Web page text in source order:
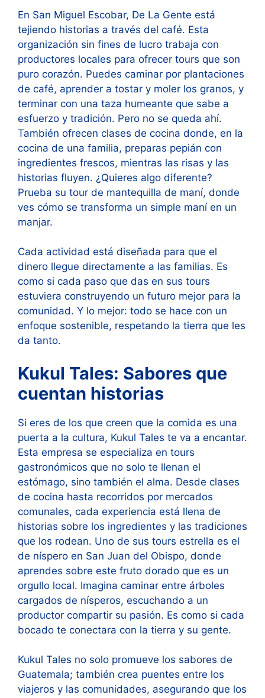
En San Miguel Escobar, De La Gente está
tejiendo historias a través del café. Esta
organización sin fines de lucro trabaja con
productores locales para ofrecer tours que son
puro corazón. Puedes caminar por plantaciones
de café, aprender a tostar y moler los granos, y
terminar con una taza humeante que sabe a
esfuerzo y tradición. Pero no se queda ahí.
También ofrecen clases de cocina donde, en la
cocina de una familia, preparas pepián con
ingredientes frescos, mientras las risas y las
historias fluyen. ¿Quieres algo diferente?
Prueba su tour de mantequilla de maní, donde
ves cómo se transforma un simple maní en un
manjar.
Cada actividad está diseñada para que el
dinero llegue directamente a las familias. Es
como si cada paso que das en sus tours
estuviera construyendo un futuro mejor para la
comunidad. Y lo mejor: todo se hace con un
enfoque sostenible, respetando la tierra que les
da tanto.
Kukul Tales: Sabores que
cuentan historias
Si eres de los que creen que la comida es una
puerta a la cultura, Kukul Tales te va a encantar.
Esta empresa se especializa en tours
gastronómicos que no solo te llenan el
estómago, sino también el alma. Desde clases
de cocina hasta recorridos por mercados
comunales, cada experiencia está llena de
historias sobre los ingredientes y las tradiciones
que los rodean. Uno de sus tours estrella es el
de níspero en San Juan del Obispo, donde
aprendes sobre este fruto dorado que es un
orgullo local. Imagina caminar entre árboles
cargados de nísperos, escuchando a un
productor compartir su pasión. Es como si cada
bocado te conectara con la tierra y su gente.
Kukul Tales no solo promueve los sabores de
Guatemala; también crea puentes entre los
viajeros y las comunidades, asegurando que los